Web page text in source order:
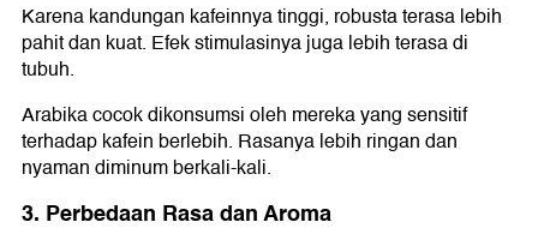
Karena kandungan kafeinnya tinggi, robusta terasa lebih
pahit dan kuat. Efek stimulasinya juga lebih terasa di
tubuh.
Arabika cocok dikonsumsi oleh mereka yang sensitif
terhadap kafein berlebih. Rasanya lebih ringan dan
nyaman diminum berkali-kali.
3. Perbedaan Rasa dan Aroma